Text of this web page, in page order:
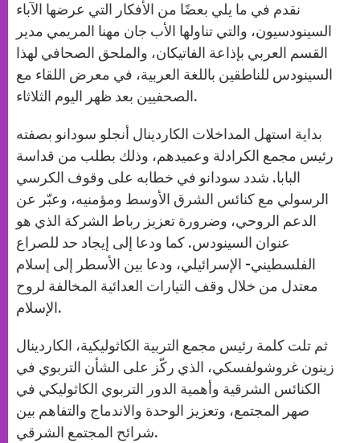
نقدم في ما يلي بعضًا من الأفكار التي عرضها الآباء
السينودسيون، والتي تناولها الأب جان مهنا المريمي مدير
القسم العربي بإذاعة الفاتيكان، والملحق الصحافي لهذا
السينودس للناطقين باللغة العربية، في معرض اللقاء مع
الصحفيين بعد ظهر اليوم الثلاثاء.
بداية استهل المداخلات الكاردينال أنجلو سودانو بصفته
رئيس مجمع الكرادلة وعميدهم، وذلك بطلب من قداسة
البابا. شدد سودانو في خطابه على وقوف الكرسي
الرسولي مع كنائس الشرق الأوسط ومؤمنيه، وعبّر عن
الدعم الروحي، وضرورة تعزيز رباط الشركة الذي هو
عنوان السينودس. كما ودعا إلى إيجاد حد للصراع
الفلسطيني- الإسرائيلي، ودعا بين الأسطر إلى إسلام
معتدل من خلال وقف التيارات العدائية المخالفة لروح
الإسلام.
ثم تلت كلمة رئيس مجمع التربية الكاثوليكية، الكاردينال
زينون غروشولفسكي، الذي ركّز على الشأن التربوي في
الكنائس الشرقية وأهمية الدور التربوي الكاثوليكي في
صهر المجتمع، وتعزيز الوحدة والاندماج والتفاهم بين
شرائح المجتمع الشرقي.